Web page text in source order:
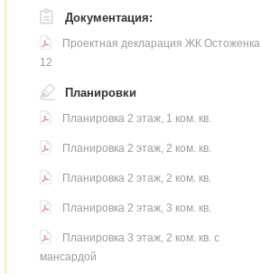
Документация:
Проектная декларация ЖК Остоженка
12
Планировки
Планировка 2 этаж, 1 ком. кв.
Планировка 2 этаж, 2 ком. кв.
Планировка 2 этаж, 2 ком. кв.
Планировка 2 этаж, 3 ком. кв.
Планировка 3 этаж, 2 ком. кв. с
мансардой